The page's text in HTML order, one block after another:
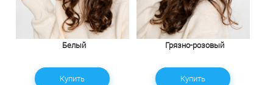
Белый
Купить
Грязно-розовый
Купить